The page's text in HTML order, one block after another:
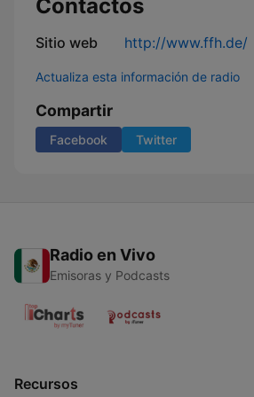
Contactos
Sitio web http://www.ffh.de/
Actualiza esta información de radio
Compartir
Facebook Twitter
Radio en Vivo
Emisoras y Podcasts
Recursos